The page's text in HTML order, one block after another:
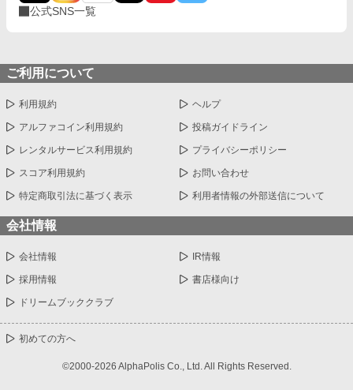
公式SNS一覧
ご利用について
利用規約 ヘルプ
アルファコイン利用規約 投稿ガイドライン
レンタルサービス利用規約 プライバシーポリシー
スコア利用規約 お問い合わせ
特定商取引法に基づく表示 利用者情報の外部送信について
会社情報
会社情報 IR情報
採用情報 書店様向け
ドリームブッククラブ
初めての方へ
©2000-2026 AlphaPolis Co., Ltd. All Rights Reserved.